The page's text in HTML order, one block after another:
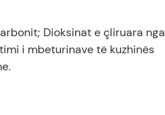
Dioksinat e çliruara nga
i mbeturinave të kuzhinës